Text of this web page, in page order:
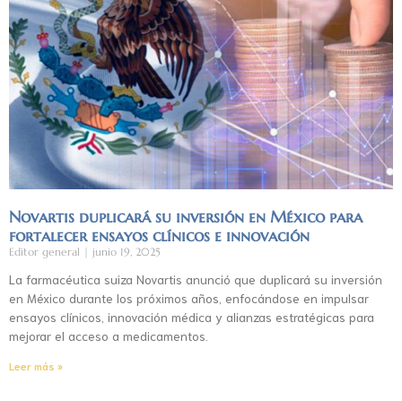
Novartis duplicará su inversión en México para
fortalecer ensayos clínicos e innovación
Editor general junio 19, 2025
La farmacéutica suiza Novartis anunció que duplicará su inversión
en México durante los próximos años, enfocándose en impulsar
ensayos clínicos, innovación médica y alianzas estratégicas para
mejorar el acceso a medicamentos.
Leer más »